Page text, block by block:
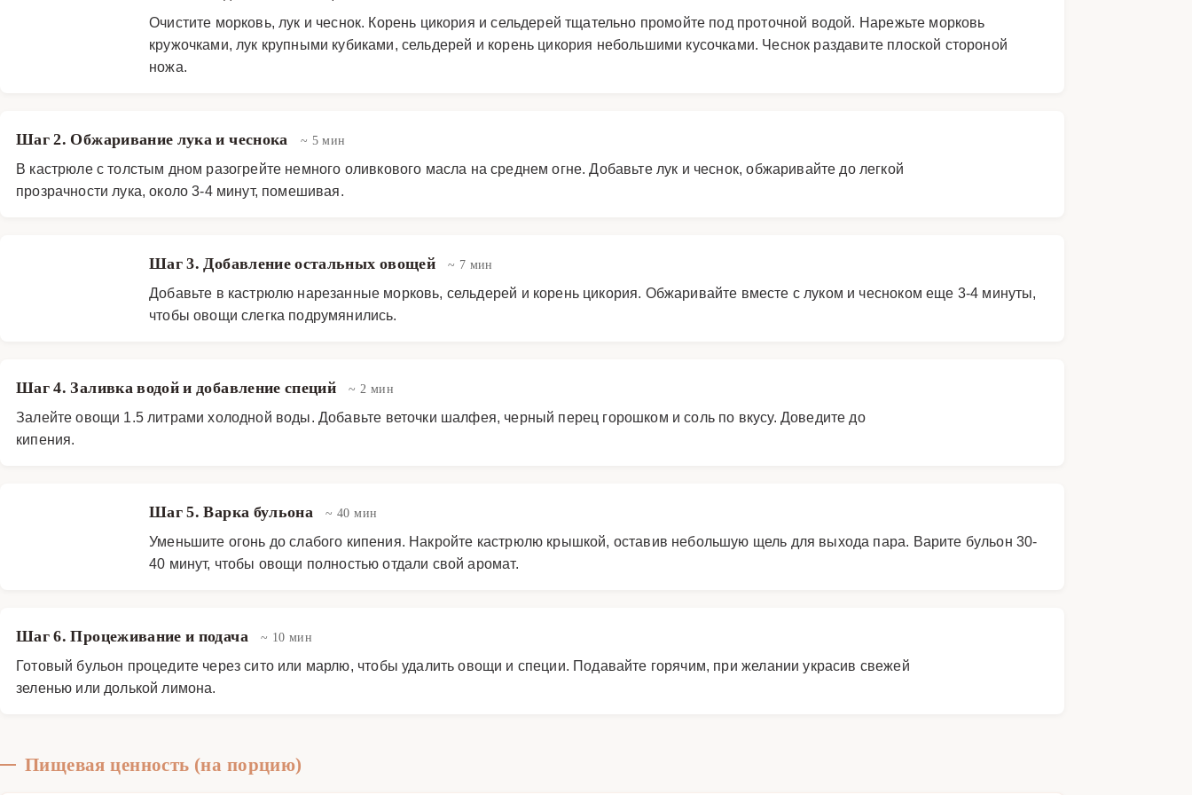
Очистите морковь, лук и чеснок. Корень цикория и сельдерей тщательно промойте под проточной водой. Нарежьте морковь
кружочками, лук крупными кубиками, сельдерей и корень цикория небольшими кусочками. Чеснок раздавите плоской стороной
ножа.
Шаг 2. Обжаривание лука и чеснока ~ 5 мин
В кастрюле с толстым дном разогрейте немного оливкового масла на среднем огне. Добавьте лук и чеснок, обжаривайте до легкой
прозрачности лука, около 3-4 минут, помешивая.
Шаг 3. Добавление остальных овощей ~ 7 мин
Добавьте в кастрюлю нарезанные морковь, сельдерей и корень цикория. Обжаривайте вместе с луком и чесноком еще 3-4 минуты,
чтобы овощи слегка подрумянились.
Шаг 4. Заливка водой и добавление специй ~ 2 мин
Залейте овощи 1.5 литрами холодной воды. Добавьте веточки шалфея, черный перец горошком и соль по вкусу. Доведите до
кипения.
Шаг 5. Варка бульона ~ 40 мин
Уменьшите огонь до слабого кипения. Накройте кастрюлю крышкой, оставив небольшую щель для выхода пара. Варите бульон 30-
40 минут, чтобы овощи полностью отдали свой аромат.
Шаг 6. Процеживание и подача ~ 10 мин
Готовый бульон процедите через сито или марлю, чтобы удалить овощи и специи. Подавайте горячим, при желании украсив свежей
зеленью или долькой лимона.
Пищевая ценность (на порцию)